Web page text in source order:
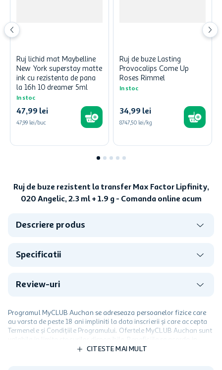
Ruj lichid mat Maybelline
New York superstay matte
ink cu rezistenta de pana
la 16h 10 dreamer 5ml
In stoc
47,99 lei
47,99 lei/buc
Ruj de buze Lasting
Provocalips Come Up
Roses Rimmel
In stoc
34,99 lei
8747,50 lei/kg
Ruj de buze rezistent la transfer Max Factor Lipfinity,
020 Angelic, 2.3 ml + 1.9 g - Comanda online acum
Descriere produs
Specificatii
Review-uri
Programul MyCLUB Auchan se adreseaza persoanelor fizice care
au varsta de peste 18 ani impliniti la data inscrierii și care accepta
Termenele și Condițiile Programului. Ofertele MyCLUB Auchan sunt
valabile in limita stocurilor disponibile. Beneficiile se acorda in
limita a 12 unitati / card client o singura data in perioada promotiei.
CITESTE MAI MULT